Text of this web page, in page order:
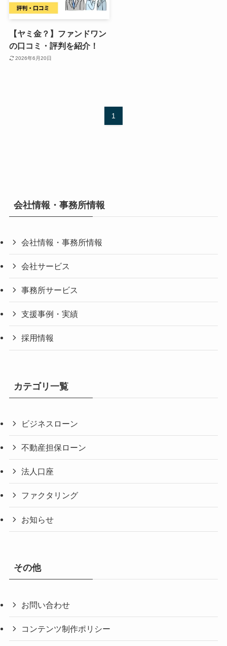
【ヤミ金？】ファンドワン
の口コミ・評判を紹介！
2026年6月20日
1
会社情報・事務所情報
会社情報・事務所情報
会社サービス
事務所サービス
支援事例・実績
採用情報
カテゴリ一覧
ビジネスローン
不動産担保ローン
法人口座
ファクタリング
お知らせ
その他
お問い合わせ
コンテンツ制作ポリシー